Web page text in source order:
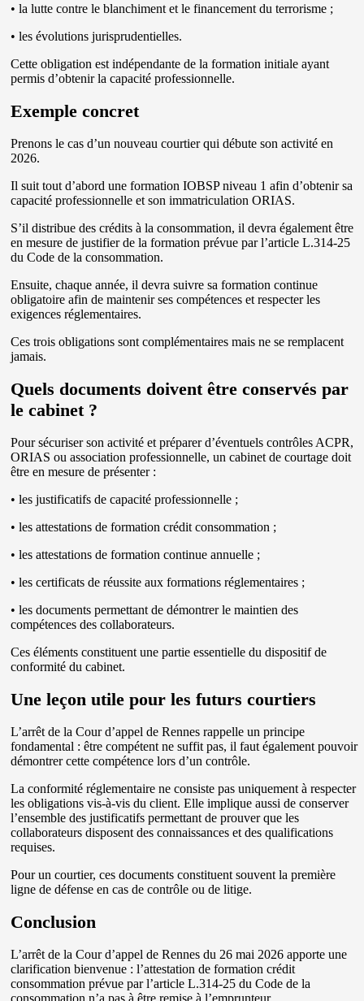
• la lutte contre le blanchiment et le financement du terrorisme ;
• les évolutions jurisprudentielles.
Cette obligation est indépendante de la formation initiale ayant
permis d’obtenir la capacité professionnelle.
Exemple concret
Prenons le cas d’un nouveau courtier qui débute son activité en
2026.
Il suit tout d’abord une formation IOBSP niveau 1 afin d’obtenir sa
capacité professionnelle et son immatriculation ORIAS.
S’il distribue des crédits à la consommation, il devra également être
en mesure de justifier de la formation prévue par l’article L.314-25
du Code de la consommation.
Ensuite, chaque année, il devra suivre sa formation continue
obligatoire afin de maintenir ses compétences et respecter les
exigences réglementaires.
Ces trois obligations sont complémentaires mais ne se remplacent
jamais.
Quels documents doivent être conservés par
le cabinet ?
Pour sécuriser son activité et préparer d’éventuels contrôles ACPR,
ORIAS ou association professionnelle, un cabinet de courtage doit
être en mesure de présenter :
• les justificatifs de capacité professionnelle ;
• les attestations de formation crédit consommation ;
• les attestations de formation continue annuelle ;
• les certificats de réussite aux formations réglementaires ;
• les documents permettant de démontrer le maintien des
compétences des collaborateurs.
Ces éléments constituent une partie essentielle du dispositif de
conformité du cabinet.
Une leçon utile pour les futurs courtiers
L’arrêt de la Cour d’appel de Rennes rappelle un principe
fondamental : être compétent ne suffit pas, il faut également pouvoir
démontrer cette compétence lors d’un contrôle.
La conformité réglementaire ne consiste pas uniquement à respecter
les obligations vis-à-vis du client. Elle implique aussi de conserver
l’ensemble des justificatifs permettant de prouver que les
collaborateurs disposent des connaissances et des qualifications
requises.
Pour un courtier, ces documents constituent souvent la première
ligne de défense en cas de contrôle ou de litige.
Conclusion
L’arrêt de la Cour d’appel de Rennes du 26 mai 2026 apporte une
clarification bienvenue : l’attestation de formation crédit
consommation prévue par l’article L.314-25 du Code de la
consommation n’a pas à être remise à l’emprunteur.